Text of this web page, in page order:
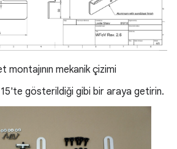
montajının mekanik çizimi
15'te gösterildiği gibi bir araya getirin.